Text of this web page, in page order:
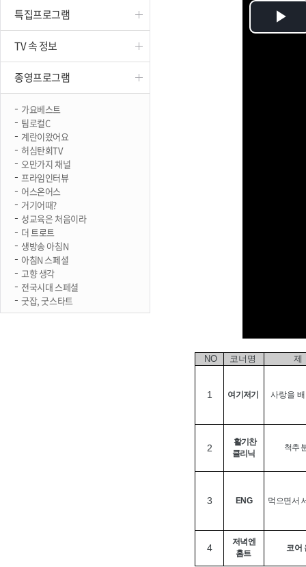
특집프로그램
TV 속 정보
종영프로그램
가요베스트
팀로컬C
계란이왔어요
허심탄회TV
오만가지 채널
프라임인터뷰
어스온어스
거기어때?
성교육은 처음이라
더 트로트
생방송 아침N
아침N 스페셜
고향 생각
전국시대 스페셜
굿잡, 굿스타트
NO 코너명 제
1 여기저기 사랑을
2
활기찬
클리닉
척추
3 ENG 먹으면서
4
저녁엔
홈트
코어